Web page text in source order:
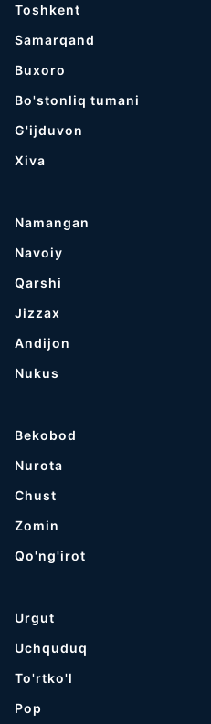
Toshkent
Samarqand
Buxoro
Bo'stonliq tumani
G'ijduvon
Хiva
Namangan
Navoiy
Qarshi
Jizzax
Andijon
Nukus
Bekobod
Nurota
Chust
Zomin
Qo'ng'irot
Urgut
Uchquduq
To'rtko'l
Pop